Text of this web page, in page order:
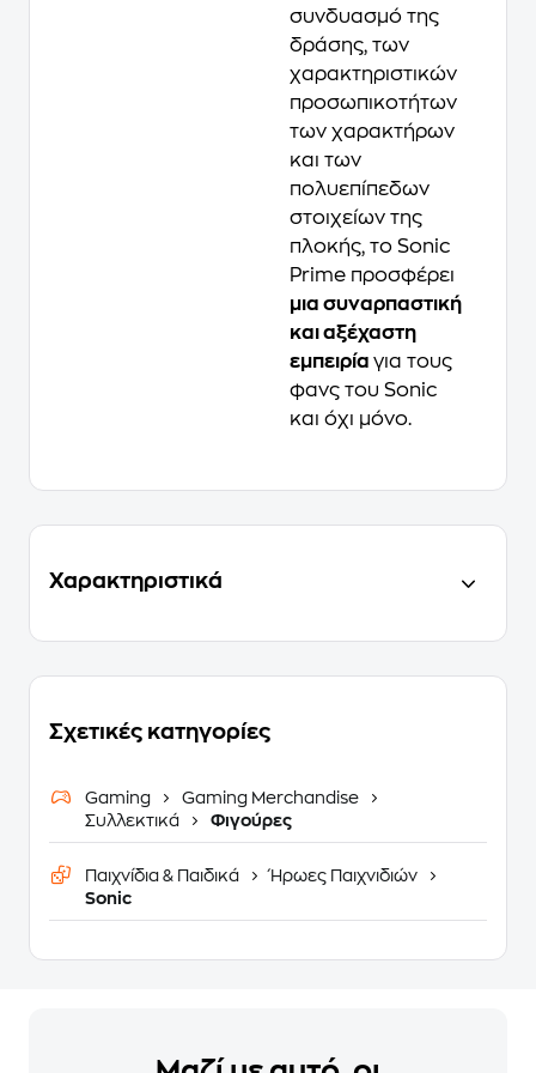
συνδυασμό της
δράσης, των
χαρακτηριστικών
προσωπικοτήτων
των χαρακτήρων
και των
πολυεπίπεδων
στοιχείων της
πλοκής, το Sonic
Prime προσφέρει
μια συναρπαστική
και αξέχαστη
εμπειρία για τους
φανς του Sonic
και όχι μόνο.
Χαρακτηριστικά
Σχετικές κατηγορίες
Gaming
Gaming Merchandise
Συλλεκτικά
Φιγούρες
Παιχνίδια & Παιδικά
Ήρωες Παιχνιδιών
Sonic